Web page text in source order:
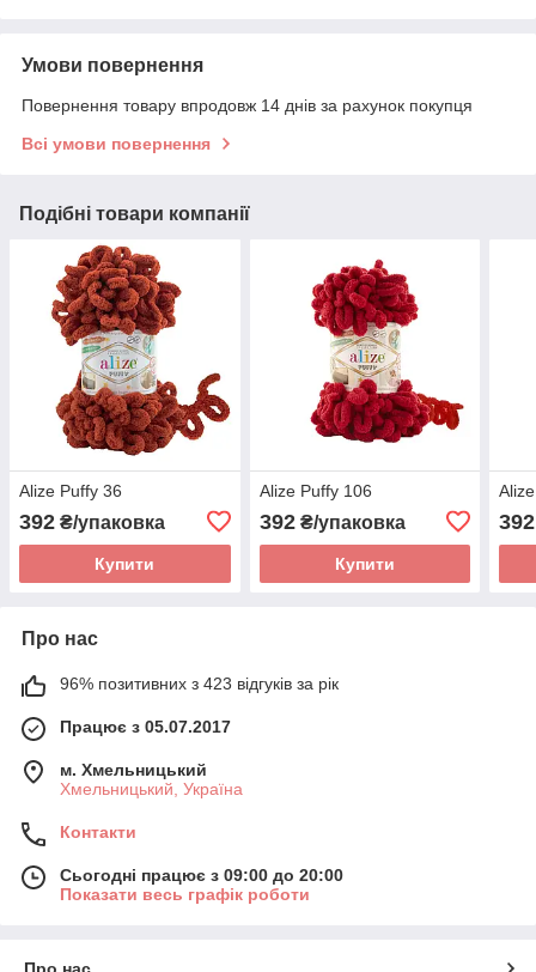
Умови повернення
Повернення товару впродовж 14 днів за рахунок покупця
Всі умови повернення
Подібні товари компанії
Alize Puffy 36
392 ₴/упаковка
Купити
Alize Puffy 106
392₴/упаковка
Купити
392
Про нас
96% позитивних з 423 відгуків за рік
Працює з 05.07.2017
м. Хмельницький
Хмельницький, Україна
Контакти
Сьогодні працює з 09:00 до 20:00
Показати весь графік роботи